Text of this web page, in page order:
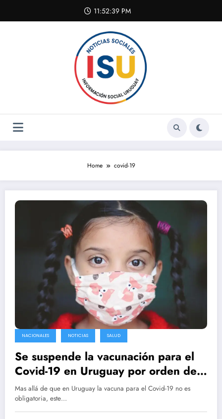
content
11:52:40 PM
Home covid-19
NACIONALES NOTICIAS SALUD
Se suspende la vacunación para el
Covid-19 en Uruguay por orden del
juez, el MSP apelara la decisión
Mas allá de que en Uruguay la vacuna para el Covid-19 no es
obligatoria, este…